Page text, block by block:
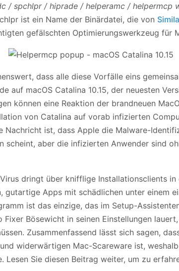
/ spchlpr / hiprade / helperamc / helpermcp
ist ein Name der Binärdatei, die von
gefälschten Optimierungswerkzeug für
dass alle diese Vorfälle eins
auf macOS Catalina 10.15, der neuesten
können eine Reaktion der brandneuen
von Catalina auf vorab infizierten
Nachricht ist, dass Apple die Malware-
scheint, aber die infizierten Anwender sind
dringt über knifflige Installationsclients in
gutartige Apps mit schädlichen unter einem
ist das einzige, das im Setup-
Fixer Bösewicht in seinen Einstellungen
Zusammenfassend lässt sich sagen,
widerwärtigen Mac-Scareware ist,
Lesen Sie diesen Beitrag weiter, um zu